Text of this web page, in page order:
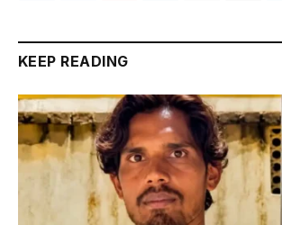
KEEP READING